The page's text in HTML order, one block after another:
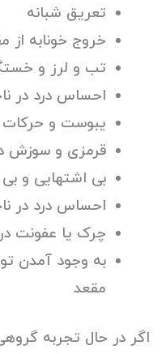
تعریق شبانه
خروج خونابه از
تب و لرز و
احساس درد در
یبوست و حرکات
قرمزی و سوزش
بی اشتهایی و
احساس درد در
چرک یا عفونت
به وجود آمدن
مقعد
اگر در حال تجربه